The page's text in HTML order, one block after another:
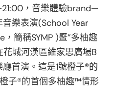
，音樂體驗brand—
音樂表演(School Year
簡稱SYMP )暨”多柚趣
花城河漢區維家思廣場B
首演。這是1號橙子®的
子®的首個多柚趣™情形